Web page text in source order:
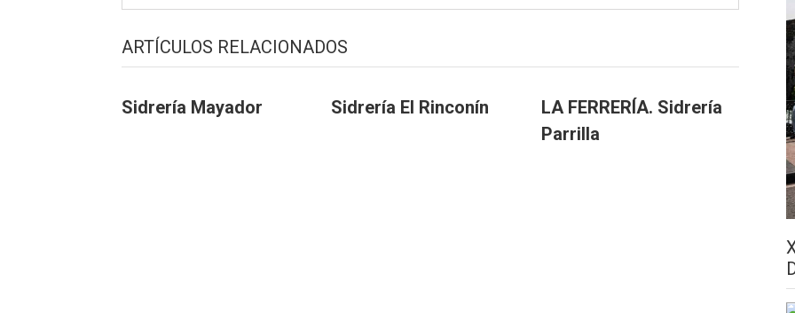
ARTÍCULOS RELACIONADOS
Sidrería Mayador Sidrería El Rinconín
LA FERRERÍA. Sidrería
Parrilla